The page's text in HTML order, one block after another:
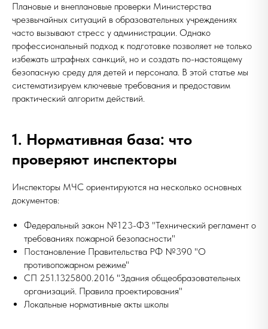
Плановые и внеплановые проверки Министерства
чрезвычайных ситуаций в образовательных учреждениях
часто вызывают стресс у администрации. Однако
профессиональный подход к подготовке позволяет не только
избежать штрафных санкций, но и создать по-настоящему
безопасную среду для детей и персонала. В этой статье мы
систематизируем ключевые требования и предоставим
практический алгоритм действий.
1. Нормативная база: что
проверяют инспекторы
Инспекторы МЧС ориентируются на несколько основных
документов:
Федеральный закон №123-ФЗ "Технический регламент о
требованиях пожарной безопасности"
Постановление Правительства РФ №390 "О
противопожарном режиме"
СП 251.1325800.2016 "Здания общеобразовательных
организаций. Правила проектирования"
Локальные нормативные акты школы